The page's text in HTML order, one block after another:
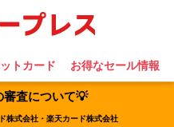
トカード お得なセール情報
査について💡
株式会社・楽天カード株式会社